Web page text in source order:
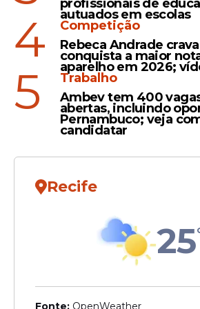
calor, a pesquisadora cita
insolação. Ou
casos mais graves ou
profissionais de
autuados em escolas
4
Competição
Rebeca Andrade
conquista a maior
aparelho em 2026;
5
Trabalho
Ambev tem 400
abertas, incluindo
Pernambuco; veja
candidatar
Recife
25
Fonte: OpenWeather